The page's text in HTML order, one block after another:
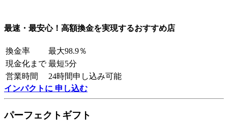
最速・最安心！高額換金を実現するおすすめ店
換金率
最大98.9％
現金化まで 最短5分
営業時間
24時間申し込み可能
インパクトに 申し込む
パーフェクトギフト